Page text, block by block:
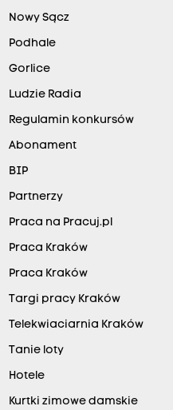
Nowy Sącz
Podhale
Gorlice
Ludzie Radia
Regulamin konkursów
Abonament
BIP
Partnerzy
Praca na Pracuj.pl
Praca Kraków
Praca Kraków
Targi pracy Kraków
Telekwiaciarnia Kraków
Tanie loty
Hotele
Kurtki zimowe damskie